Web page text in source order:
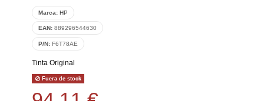
Marca: HP
EAN: 889296544630
P/N: F6T78AE
Tinta Original
Fuera de stock